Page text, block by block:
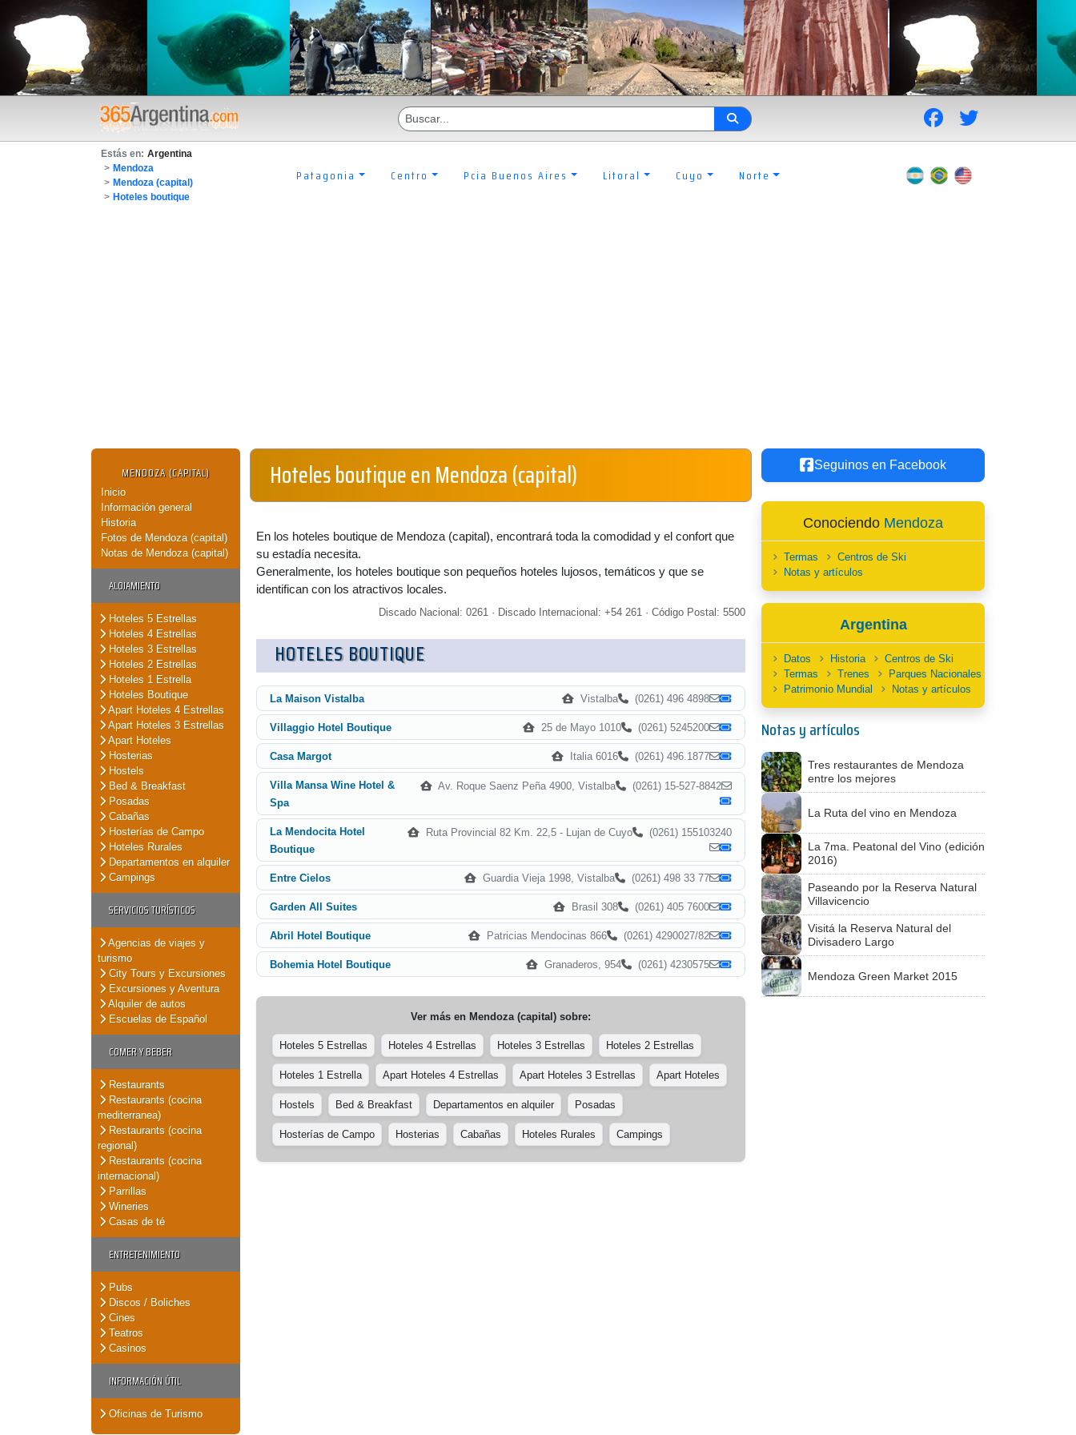
Estás en: Argentina
> Mendoza
> Mendoza (capital)
> Hoteles boutique
Patagonia Centro Pcia Buenos Aires Litoral Cuyo Norte
MENDOZA (CAPITAL)
Inicio
Información general
Historia
Fotos de Mendoza (capital)
Notas de Mendoza (capital)
ALOJAMIENTO
Hoteles 5 Estrellas
Hoteles 4 Estrellas
Hoteles 3 Estrellas
Hoteles 2 Estrellas
Hoteles 1 Estrella
Hoteles Boutique
Apart Hoteles 4 Estrellas
Apart Hoteles 3 Estrellas
Apart Hoteles
Hosterias
Hostels
Bed & Breakfast
Posadas
Cabañas
Hosterías de Campo
Hoteles Rurales
Departamentos en alquiler
Campings
SERVICIOS TURÍSTICOS
Agencias de viajes y
turismo
City Tours y Excursiones
Excursiones y Aventura
Alquiler de autos
Escuelas de Español
COMER Y BEBER
Restaurants
Restaurants (cocina
mediterranea)
Restaurants (cocina
regional)
Restaurants (cocina
internacional)
Parrillas
Wineries
Casas de té
ENTRETENIMIENTO
Pubs
Discos / Boliches
Cines
Teatros
Casinos
INFORMACIÓN ÚTIL
Oficinas de Turismo
Hoteles boutique en Mendoza (capital)
En los hoteles boutique de Mendoza (capital), encontrará toda la comodidad y el confort que
su estadía necesita.
Generalmente, los hoteles boutique son pequeños hoteles lujosos, temáticos y que se
identifican con los atractivos locales.
Discado Nacional: 0261 · Discado Internacional: +54 261 · Código Postal: 5500
HOTELES BOUTIQUE
La Maison Vistalba Vistalba (0261) 496 4898
Villaggio Hotel Boutique 25 de Mayo 1010 (0261) 5245200
Casa Margot Italia 6016 (0261) 496.1877
Villa Mansa Wine Hotel &
Spa
Av. Roque Saenz Peña 4900, Vistalba (0261) 15-527-8842
La Mendocita Hotel
Boutique
Ruta Provincial 82 Km. 22,5 - Lujan de Cuyo (0261) 155103240
Entre Cielos Guardia Vieja 1998, Vistalba (0261) 498 33 77
Garden All Suites Brasil 308 (0261) 405 7600
Abril Hotel Boutique Patricias Mendocinas 866 (0261) 4290027/82
Bohemia Hotel Boutique Granaderos, 954 (0261) 4230575
Ver más en Mendoza (capital) sobre:
Hoteles 5 Estrellas Hoteles 4 Estrellas Hoteles 3 Estrellas Hoteles 2 Estrellas
Hoteles 1 Estrella Apart Hoteles 4 Estrellas Apart Hoteles 3 Estrellas Apart Hoteles
Hostels Bed & Breakfast Departamentos en alquiler Posadas
Hosterías de Campo Hosterias Cabañas Hoteles Rurales Campings
Seguinos en Facebook
Conociendo Mendoza
Termas
Centros de Ski
Notas y artículos
Argentina
Datos Historia
Centros de Ski
Termas
Trenes
Parques Nacionales
Patrimonio Mundial
Notas y artículos
Notas y artículos
Tres restaurantes de Mendoza
entre los mejores
La Ruta del vino en Mendoza
La 7ma. Peatonal del Vino (edición
2016)
Paseando por la Reserva Natural
Villavicencio
Visitá la Reserva Natural del
Divisadero Largo
Mendoza Green Market 2015